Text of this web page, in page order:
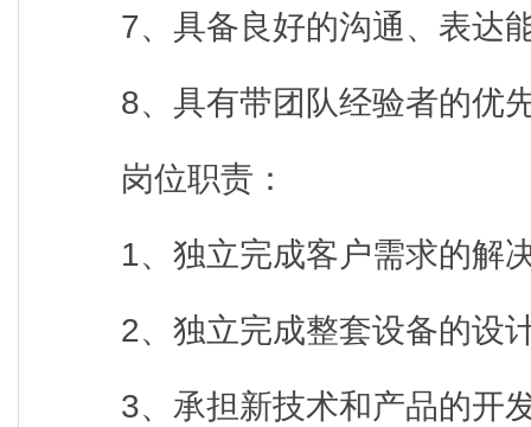
7、具备良好的沟通、表达
8、具有带团队经验者的优
岗位职责：
1、独立完成客户需求的解
2、独立完成整套设备的设
3、承担新技术和产品的开